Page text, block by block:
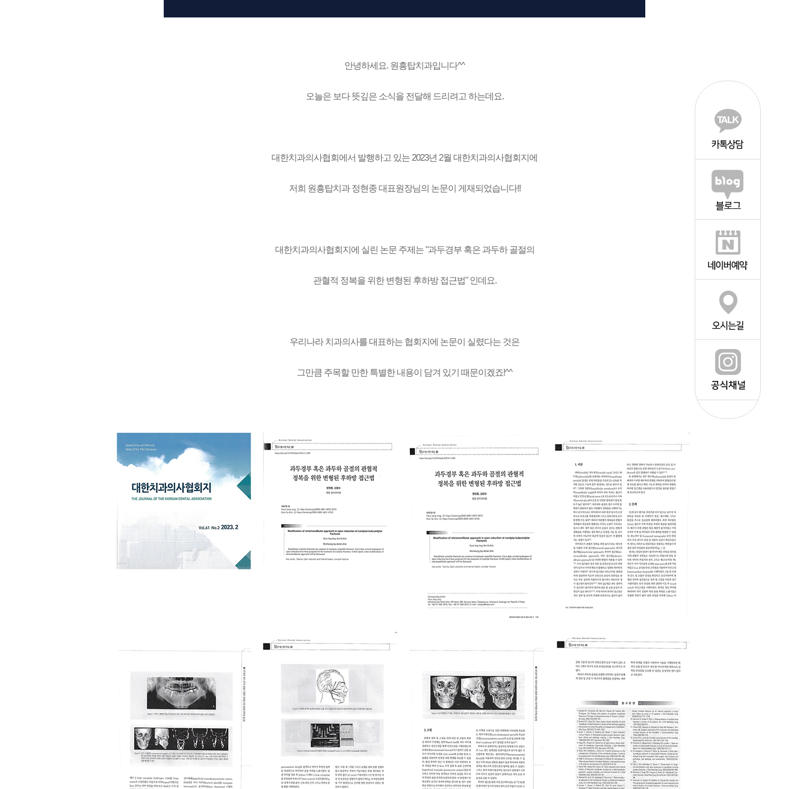
안녕하세요. 원흥탑치과입니다^^
오늘은 보다 뜻깊은 소식을 전달해 드리려고 하는데요.
대한치과의사협회에서 발행하고 있는 2023년 2월 대한치과의사협회지에
저희 원흥탑치과 정현종 대표원장님의 논문이 게재되었습니다!!
대한치과의사협회지에 실린 논문 주제는 "과두경부 혹은 과두하 골절의
관혈적 정복을 위한 변형된 후하방 접근법" 인데요.
우리나라 치과의사를 대표하는 협회지에 논문이 실렸다는 것은
그만큼 주목할 만한 특별한 내용이 담겨 있기 때문이겠죠!^^